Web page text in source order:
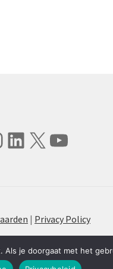
LinkedIn
X YouTube
| Privacy Policy
je doorgaat met het